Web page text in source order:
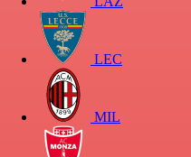
LEC
MIL